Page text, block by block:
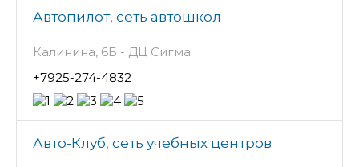
Автопилот, сеть автошкол
Калинина, 6Б - ДЦ Сигма
+7925-274-4832
Авто-Клуб, сеть учебных центров